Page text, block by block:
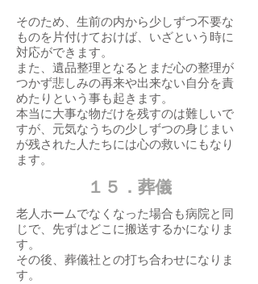
そのため、生前の内から少しずつ不要な
ものを片付けておけば、いざという時に
対応ができます。
また、遺品整理となるとまだ心の整理が
つかず悲しみの再来や出来ない自分を責
めたりという事も起きます。
本当に大事な物だけを残すのは難しいで
すが、元気なうちの少しずつの身じまい
が残された人たちには心の救いにもなり
ます。
１５．葬儀
老人ホームでなくなった場合も病院と同
じで、先ずはどこに搬送するかになりま
す。
その後、葬儀社との打ち合わせになりま
す。